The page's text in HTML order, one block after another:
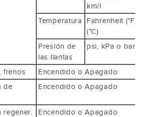
km/l
Temperatura
Fahrenheit (°F)
(°C)
Presión de
las llantas
psi, kPa o bar
frenos
Encendido o Apagado
de
Encendido o Apagado
regener.
Encendido o Apagado